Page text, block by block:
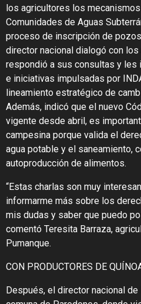
los agricultores los
Comunidades de Aguas
proceso de inscripción de
director nacional dialogó con
respondió a sus consultas y les
e iniciativas impulsadas por
lineamiento estratégico de
Además, indicó que el nuevo
vigente desde abril, es
campesina porque valida el
agua potable y el saneamiento,
autoproducción de alimentos.
“Estas charlas son muy
informarme más sobre los
mis dudas y saber que puedo
comentó Teresita Barraza,
Pumanque.
CON PRODUCTORES DE
Después, el director nacional